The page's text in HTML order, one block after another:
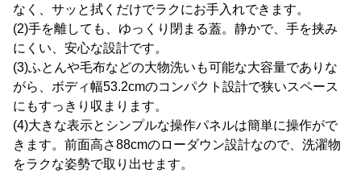
なく、サッと拭くだけでラクにお手入れできます。
(2)手を離しても、ゆっくり閉まる蓋。静かで、手を挟み
にくい、安心な設計です。
(3)ふとんや毛布などの大物洗いも可能な大容量でありな
がら、ボディ幅53.2cmのコンパクト設計で狭いスペース
にもすっきり収まります。
(4)大きな表示とシンプルな操作パネルは簡単に操作がで
きます。前面高さ88cmのローダウン設計なので、洗濯物
をラクな姿勢で取り出せます。